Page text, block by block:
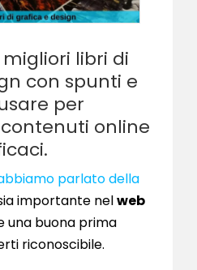
libri di
con spunti e
per
online
parlato della
importante nelweb
una buona prima
riconoscibile.